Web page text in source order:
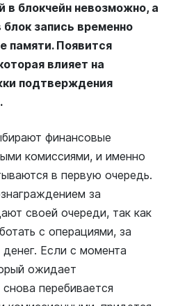
в блокчейн невозможно, а
запись временно
памяти. Появится
влияет на
подтверждения
финансовые
комиссиями, и именно
в первую очередь.
за
своей очереди, так как
с операциями, за
Если с момента
ожидает
перебивается